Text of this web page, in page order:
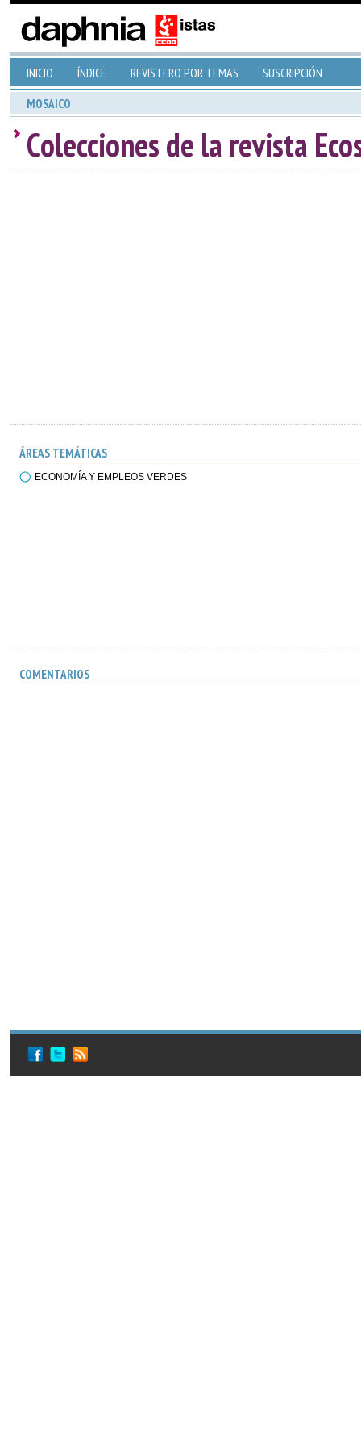
INICIO ÍNDICE REVISTERO POR TEMAS SUSCRIPCIÓN
MOSAICO
Colecciones de la revista
ÁREAS TEMÁTICAS
ECONOMÍA Y EMPLEOS VERDES
COMENTARIOS